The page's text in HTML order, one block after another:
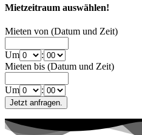
Mietzeitraum auswählen!
Mieten von (Datum und Zeit)
Um
:
Mieten bis (Datum und Zeit)
Um :